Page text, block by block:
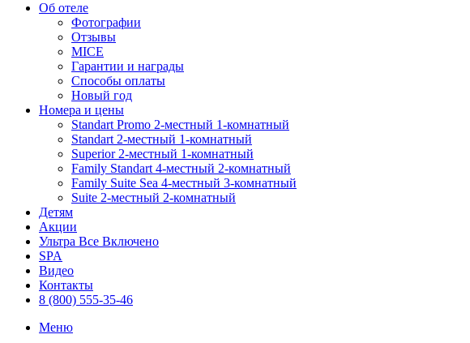
Об отеле
Фотографии
Отзывы
MICE
Гарантии и награды
Способы оплаты
Новый год
Номера и цены
Standart Promo 2-местный 1-комнатный
Standart 2-местный 1-комнатный
Superior 2-местный 1-комнатный
Family Standart 4-местный 2-комнатный
Family Suite Sea 4-местный 3-комнатный
Suite 2-местный 2-комнатный
Детям
Акции
Ультра Все Включено
SPA
Видео
Контакты
8 (800) 555-35-46
Меню